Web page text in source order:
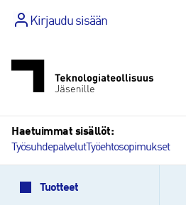
sisältöön
Kirjaudu sisään
Haetuimmat sisällöt:
TyösuhdepalvelutTyöehtosopimukset
Tuotteet